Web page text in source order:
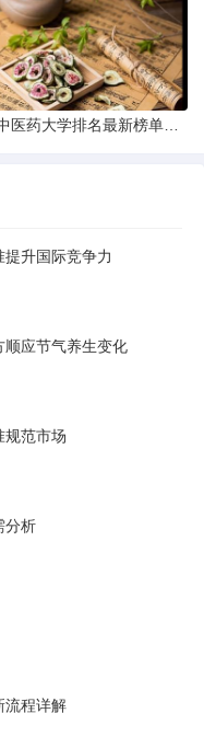
提升国际竞争力
顺应节气养生变化
规范市场
分析
流程详解